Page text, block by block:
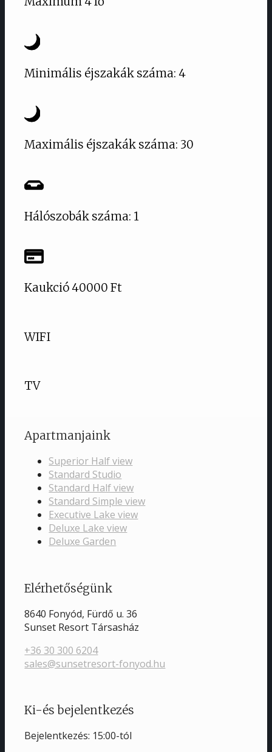
Minimális éjszakák száma: 4
Maximális éjszakák száma: 30
Hálószobák száma: 1
Kaukció 40000 Ft
WIFI
TV
Apartmanjaink
Superior Half view
Standard Studio
Standard Half view
Standard Simple view
Executive Lake view
Deluxe Lake view
Deluxe Garden
Elérhetőségünk
8640 Fonyód, Fürdő u. 36
Sunset Resort Társasház
+36 30 300 6204
sales@sunsetresort-fonyod.hu
Ki-és bejelentkezés
Bejelentkezés: 15:00-tól